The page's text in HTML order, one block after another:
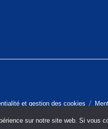
et gestion des cookies
sur notre site web. Si